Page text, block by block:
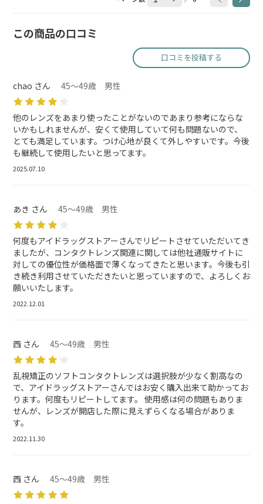
この商品の口コミ
口コミを投稿する
chao さん 45～49歳 男性
他のレンズをあまり使ったことがないのであまり参考にならな
いかもしれませんが、安くて使用していて何も問題ないので、
とても満足しています。つけ心地が良くて外しやすいです。今後
も継続して使用したいと思ってます。
2025.07.10
あき さん 45～49歳 男性
何度もアイドラッグストアーさんでリピートさせていただいてき
ましたが、コンタクトレンズ関連に関しては他社通販サイトに
対しての優位性が価格面で薄くなってきたと思います。今後も引
き続き利用させていただきたいと思っていますので、よろしくお
願いいたします。
2022.12.01
西 さん 45～49歳 男性
乱視矯正のソフトコンタクトレンズは選択肢が少なく割高なの
で、アイドラッグストアーさんではお安く購入出来て助かってお
ります。何度もリピートしてます。 使用感は何の問題もありま
せんが、レンズが開店した際に見えずらくなる場合がありま
す。
2022.11.30
西 さん 45～49歳 男性